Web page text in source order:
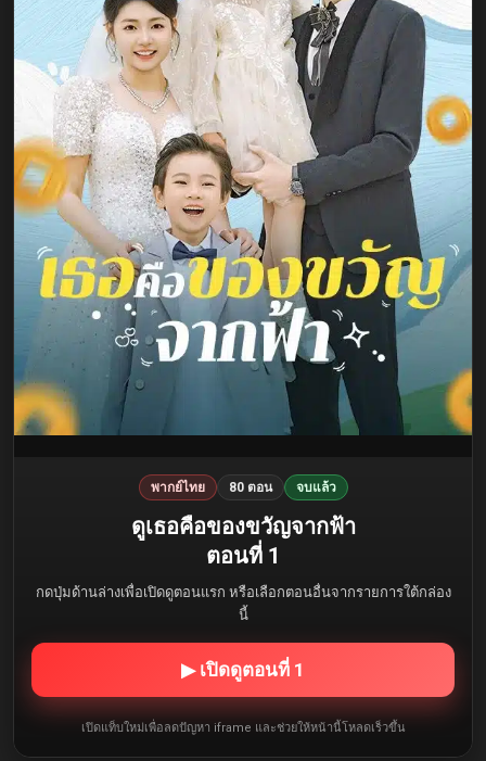
พากย์ไทย 80 ตอน จบแล้ว
ดูเธอคือของขวัญจากฟ้า
ตอนที่ 1
กดปุ่มด้านล่างเพื่อเปิดดูตอนแรก หรือเลือกตอนอื่นจากรายการใต้กล่อง
นี้
▶ เปิดดูตอนที่ 1
เปิดแท็บใหม่เพื่อลดปัญหา iframe และช่วยให้หน้านี้โหลดเร็วขึ้น